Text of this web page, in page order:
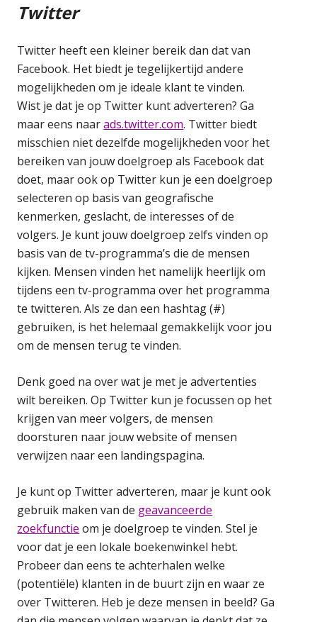
Twitter
Twitter heeft een kleiner bereik dan dat van
Facebook. Het biedt je tegelijkertijd andere
mogelijkheden om je ideale klant te vinden.
Wist je dat je op Twitter kunt adverteren? Ga
maar eens naarads.twitter.com. Twitter biedt
misschien niet dezelfde mogelijkheden voor het
bereiken van jouw doelgroep als Facebook dat
doet, maar ook op Twitter kun je een doelgroep
selecteren op basis van geografische
kenmerken, geslacht, de interesses of de
volgers. Je kunt jouw doelgroep zelfs vinden op
basis van de tv-programma’s die de mensen
kijken. Mensen vinden het namelijk heerlijk om
tijdens een tv-programma over het programma
te twitteren. Als ze dan een hashtag (#)
gebruiken, is het helemaal gemakkelijk voor jou
om de mensen terug te vinden.
Denk goed na over wat je met je advertenties
wilt bereiken. Op Twitter kun je focussen op het
krijgen van meer volgers, de mensen
doorsturen naar jouw website of mensen
verwijzen naar een landingspagina.
Je kunt op Twitter adverteren, maar je kunt ook
gebruik maken van de geavanceerde
zoekfunctie om je doelgroep te vinden. Stel je
voor dat je een lokale boekenwinkel hebt.
Probeer dan eens te achterhalen welke
(potentiële) klanten in de buurt zijn en waar ze
over Twitteren. Heb je deze mensen in beeld? Ga